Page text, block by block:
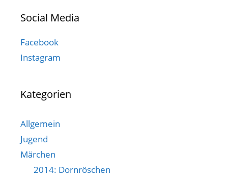
Social Media
Facebook
Instagram
Kategorien
Allgemein
Jugend
Märchen
2014: Dornröschen